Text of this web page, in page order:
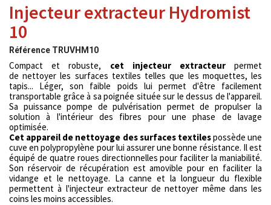
Injecteur extracteur Hydromist
10
Référence TRUVHM10
Compact et robuste, cet injecteur extracteur permet
denettoyer les surfaces textiles telles que les moquettes, les
tapis... Léger, son faible poids lui permet d'être facilement
transportable grâce à sa poignée située sur le dessus de l'appareil.
Sa puissance pompe de pulvérisation permet de propulser la
solution à l'intérieur des fibres pour une phase de lavage
optimisée.
Cet appareil de nettoyage des surfaces textilespossède une
cuve en polypropylène pour lui assurer une bonne résistance. Il est
équipé de quatre roues directionnelles pour faciliter la maniabilité.
Son réservoir de récupération est amovible pour en faciliter la
vidange et le nettoyage. La canne et la longueur du flexible
permettent à l'injecteur extracteur de nettoyer même dans les
coins les moins accessibles.